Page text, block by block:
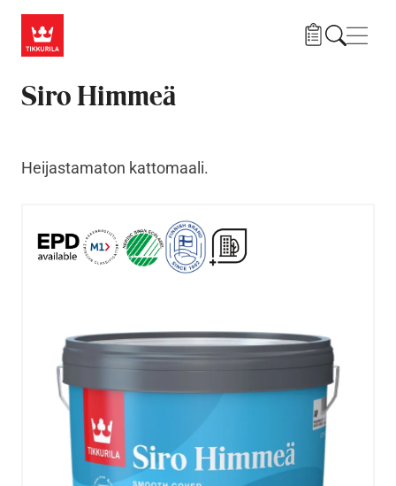
Siro Himmeä
Heijastamaton kattomaali.